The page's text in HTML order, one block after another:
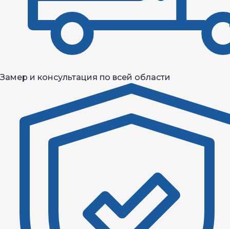
Замер и консультация по всей области